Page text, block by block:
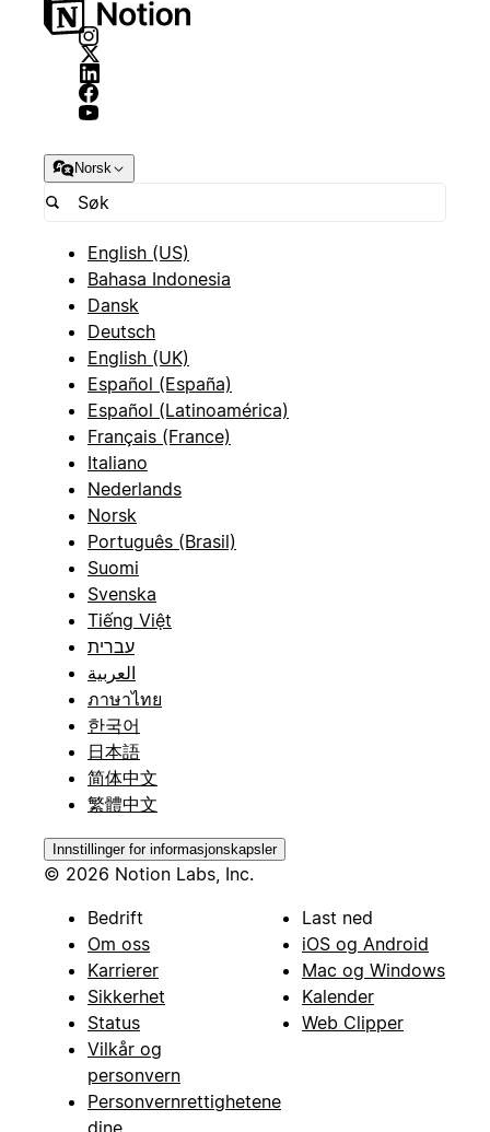
Norsk
English (US)
Bahasa Indonesia
Dansk
Deutsch
English (UK)
Español (España)
Español (Latinoamérica)
Français (France)
Italiano
Nederlands
Norsk
Português (Brasil)
Suomi
Svenska
Tiếng Việt
עברית
العربية
ภาษาไทย
한국어
日本語
简体中文
繁體中文
Innstillinger for informasjonskapsler
© 2026 Notion Labs, Inc.
Bedrift
Om oss
Karrierer
Sikkerhet
Status
Vilkår og
personvern
Personvernrettighetene
Last ned
iOS og Android
Mac og Windows
Kalender
Web Clipper